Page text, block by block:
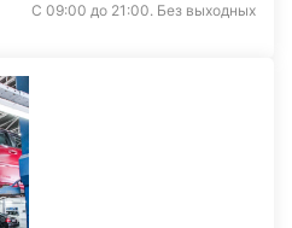
С 09:00 до 21:00. Без выходных